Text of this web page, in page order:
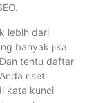
lebih dari
banyak jika
tentu daftar
riset
kata kunci